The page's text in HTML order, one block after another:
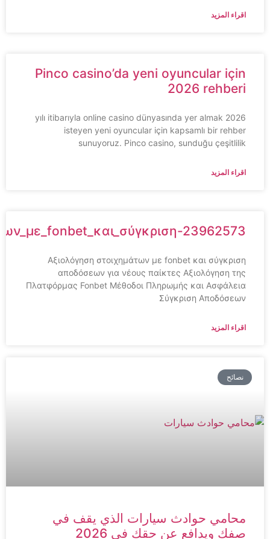
اقراء المزيد
Pinco casino’da yeni oyuncular için
2026 rehberi
2026 yılı itibarıyla online casino dünyasında yer almak
isteyen yeni oyuncular için kapsamlı bir rehber
sunuyoruz. Pinco casino, sunduğu çeşitlilik
اقراء المزيد
23962573
Αξιολόγηση στοιχημάτων με fonbet και σύγκριση
αποδόσεων για νέους παίκτες Αξιολόγηση της
Πλατφόρμας Fonbet Μέθοδοι Πληρωμής και Ασφάλεια
Σύγκριση Αποδόσεων
اقراء المزيد
نصائح
محامي حوادث سيارات الذي يقف في
صفك ويدافع عن حقك في 2026